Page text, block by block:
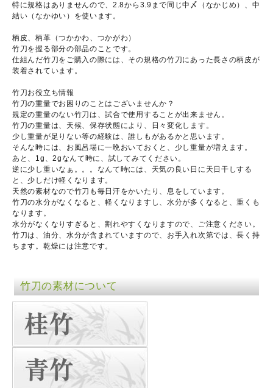
特に規格はありませんので、2.8から3.9まで同じ中〆（なかじめ）、中
結い（なかゆい）を使います。
柄皮、柄革（つかかわ、つかがわ）
竹刀を握る部分の部品のことです。
仕組んだ竹刀をご購入の際には、その規格の竹刀にあった長さの柄皮が
装着されています。
竹刀お役立ち情報
竹刀の重量でお困りのことはございませんか？
規定の重量のない竹刀は、試合で使用することが出来ません。
竹刀の重量は、天候、保存状態により、日々変化します。
少し重量が足りない等の経験は、誰しもがあるかと思います。
そんな時には、お風呂場に一晩おいておくと、少し重量が増えます。
あと、1g、2gなんて時に、試してみてください。
逆に少し重いなぁ。。。なんて時には、天気の良い日に天日干しする
と、少しだけ軽くなります。
天然の素材なので竹刀も毎日汗をかいたり、息をしています。
竹刀の水分がなくなると、軽くなりますし、水分が多くなると、重くも
なります。
水分がなくなりすぎると、割れやすくなりますので、ご注意ください。
竹刀は、油分、水分が含まれていますので、お手入れ次第では、長く持
ちます。乾燥には注意です。
竹刀の素材について